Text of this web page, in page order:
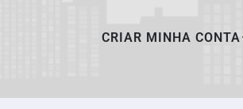
CRIAR MINHA CONTA